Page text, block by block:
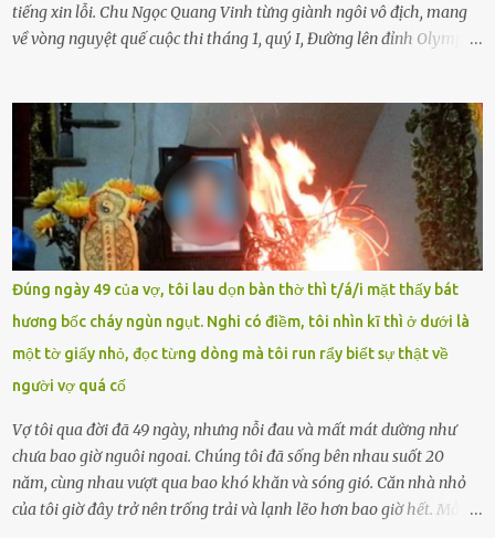
tiếng xin lỗi. Chu Ngọc Quang Vinh từng giành ngôi vô địch, mang
về vòng nguyệt quế cuộc thi tháng 1, quý I, Đường lên đỉnh Olympia.
chưa phù hợp, gây xôn xao, bức xúc trong dư luận. Ngay sau đó,
Trường THPT Chuyên Nguyễn Tất Thành báo cáo xác nhận tài
khoản Chu Vinh là của học sinh Chu Ngọc Quang Vinh, lớp 12 Anh
của nhà trường. Nam sinh này từng giành ngôi vô địch, mang về
vòng nguyệt quế cuộc thi tháng 1, quý I, Đường lên đỉnh Olympia
năm thứ 24. Quá trình giáo dục, học sinh Chu Ngọc Quang Vinh đã
nhận thức được nội dung bài viết của bản thân trên mạng xã hội
ngày 1.9 là chưa phù hợp nên đã chủ động gỡ bài viết và đăng bài
xin lỗi trên trang Facebook cá nhân. Chu Ngọc Quang Vinh làm việc
với cơ quan chức năng. Ảnh: Đơn vị cung...
Đúng ngày 49 của vợ, tôi lau dọn bàn thờ thì t/á/i mặt thấy bát
hương bốc cháy ngùn ngụt. Nghi có điềm, tôi nhìn kĩ thì ở dưới là
một tờ giấy nhỏ, đọc từng dòng mà tôi run rẩy biết sự thật về
người vợ quá cố
Vợ tôi qua đời đã 49 ngày, nhưng nỗi đau và mất mát dường như
chưa bao giờ nguôi ngoai. Chúng tôi đã sống bên nhau suốt 20
năm, cùng nhau vượt qua bao khó khăn và sóng gió. Căn nhà nhỏ
của tôi giờ đây trở nên trống trải và lạnh lẽo hơn bao giờ hết. Mỗi